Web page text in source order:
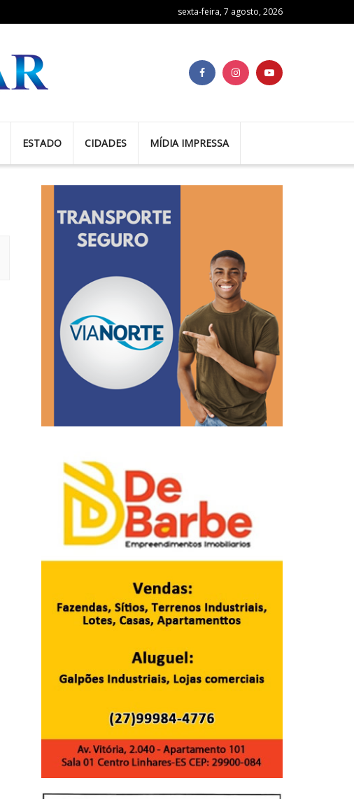
sexta-feira, 7 agosto, 2026
ESTADO CIDADES MÍDIA IMPRESSA